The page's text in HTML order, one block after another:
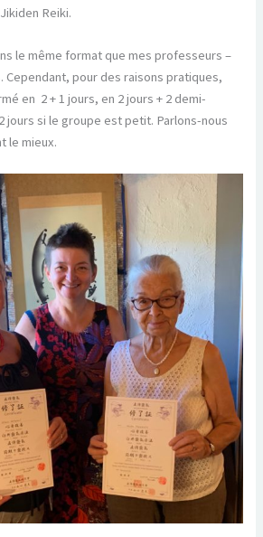
Reiki.
le même format que mes professeurs –
Cependant, pour des raisons pratiques,
en 2 + 1 jours, en 2 jours + 2 demi-
jours si le groupe est petit. Parlons-nous
le mieux.